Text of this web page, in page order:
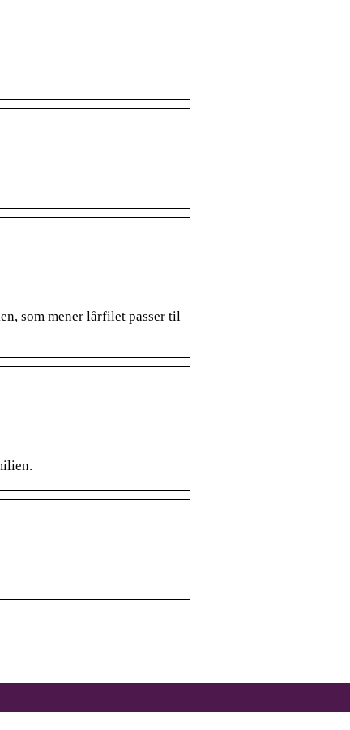
som mener lårfilet passer til